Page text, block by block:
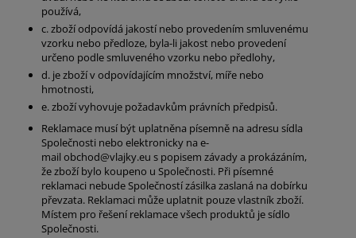
používá,
c. zboží odpovídá jakostí nebo provedením smluvenému
vzorku nebo předloze, byla-li jakost nebo provedení
určeno podle smluveného vzorku nebo předlohy,
d. je zboží v odpovídajícím množství, míře nebo
hmotnosti,
e. zboží vyhovuje požadavkům právních předpisů.
Reklamace musí být uplatněna písemně na adresu sídla
Společnosti nebo elektronicky na e-
mail obchod@vlajky.eu s popisem závady a prokázáním,
že zboží bylo koupeno u Společnosti. Při písemné
reklamaci nebude Společností zásilka zaslaná na dobírku
převzata. Reklamaci může uplatnit pouze vlastník zboží.
Místem pro řešení reklamace všech produktů je sídlo
Společnosti.